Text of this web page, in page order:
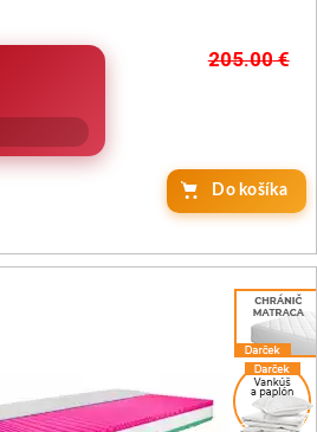
205.00€
Do košíka